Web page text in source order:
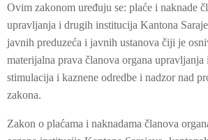
Ovim zakonom uređuju se: plaće i naknade
upravljanja i drugih institucija Kantona
javnih preduzeća i javnih ustanova čiji je
materijalna prava članova organa upravljanja
stimulacija i kaznene odredbe i nadzor nad
zakona.
Zakon o plaćama i naknadama članova